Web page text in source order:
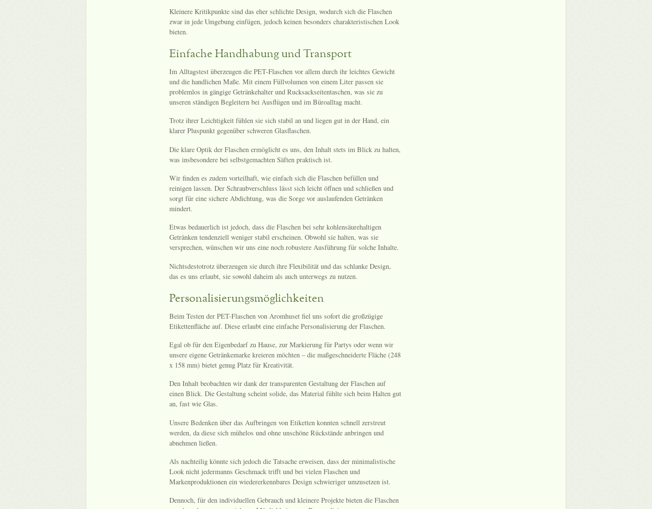
Kleinere Kritikpunkte sind das eher schlichte Design, wodurch sich die Flaschen
zwar in jede Umgebung einfügen, jedoch keinen besonders charakteristischen Look
bieten.
Einfache Handhabung und Transport
Im Alltagstest überzeugen die PET-Flaschen vor allem durch ihr leichtes Gewicht
und die handlichen Maße. Mit einem Füllvolumen von einem Liter passen sie
problemlos in gängige Getränkehalter und Rucksackseitentaschen, was sie zu
unseren ständigen Begleitern bei Ausflügen und im Büroalltag macht.
Trotz ihrer Leichtigkeit fühlen sie sich stabil an und liegen gut in der Hand, ein
klarer Pluspunkt gegenüber schweren Glasflaschen.
Die klare Optik der Flaschen ermöglicht es uns, den Inhalt stets im Blick zu halten,
was insbesondere bei selbstgemachten Säften praktisch ist.
Wir finden es zudem vorteilhaft, wie einfach sich die Flaschen befüllen und
reinigen lassen. Der Schraubverschluss lässt sich leicht öffnen und schließen und
sorgt für eine sichere Abdichtung, was die Sorge vor auslaufenden Getränken
mindert.
Etwas bedauerlich ist jedoch, dass die Flaschen bei sehr kohlensäurehaltigen
Getränken tendenziell weniger stabil erscheinen. Obwohl sie halten, was sie
versprechen, wünschen wir uns eine noch robustere Ausführung für solche Inhalte.
Nichtsdestotrotz überzeugen sie durch ihre Flexibilität und das schlanke Design,
das es uns erlaubt, sie sowohl daheim als auch unterwegs zu nutzen.
Personalisierungsmöglichkeiten
Beim Testen der PET-Flaschen von Aromhuset fiel uns sofort die großzügige
Etikettenfläche auf. Diese erlaubt eine einfache Personalisierung der Flaschen.
Egal ob für den Eigenbedarf zu Hause, zur Markierung für Partys oder wenn wir
unsere eigene Getränkemarke kreieren möchten – die maßgeschneiderte Fläche (248
x 158 mm) bietet genug Platz für Kreativität.
Den Inhalt beobachten wir dank der transparenten Gestaltung der Flaschen auf
einen Blick. Die Gestaltung scheint solide, das Material fühlte sich beim Halten gut
an, fast wie Glas.
Unsere Bedenken über das Aufbringen von Etiketten konnten schnell zerstreut
werden, da diese sich mühelos und ohne unschöne Rückstände anbringen und
abnehmen ließen.
Als nachteilig könnte sich jedoch die Tatsache erweisen, dass der minimalistische
Look nicht jedermanns Geschmack trifft und bei vielen Flaschen und
Markenproduktionen ein wiedererkennbares Design schwieriger umzusetzen ist.
Dennoch, für den individuellen Gebrauch und kleinere Projekte bieten die Flaschen